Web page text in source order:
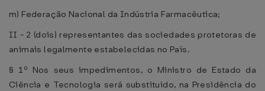
m) Federação Nacional da Indústria Farmacêutica;
II - 2 (dois) representantes das sociedades protetoras de
animais legalmente estabelecidas no País.
§ 1º Nos seus impedimentos, o Ministro de Estado da
Ciência e Tecnologia será substituído, na Presidência do